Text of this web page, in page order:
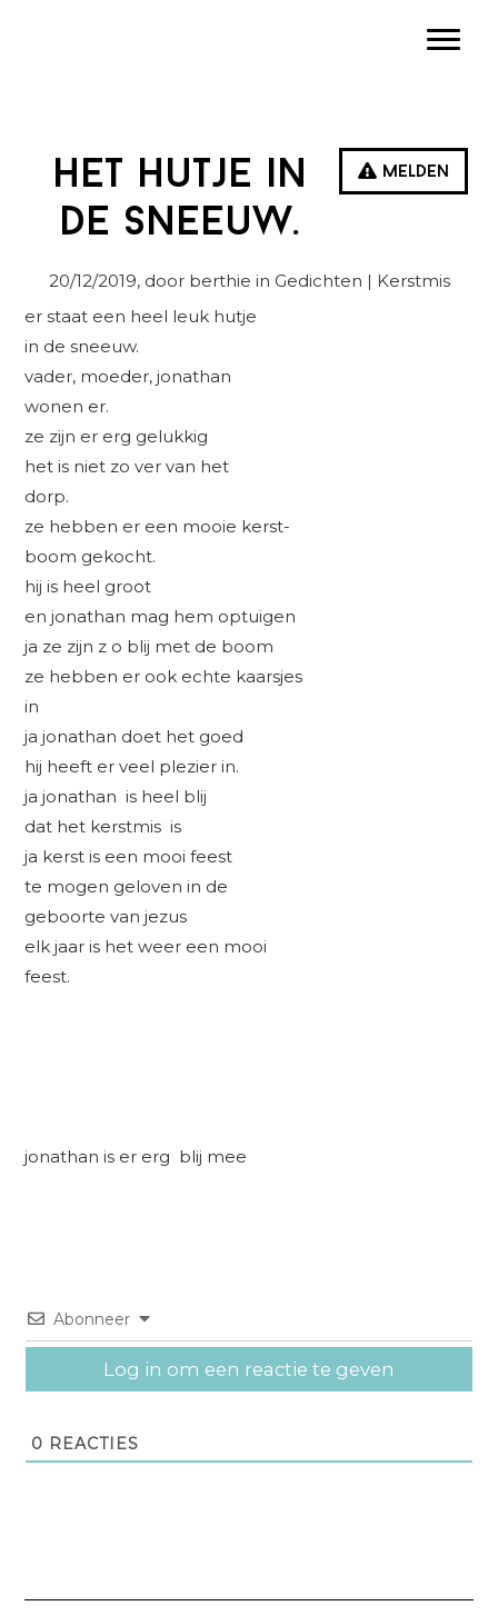
Melden
het hutje in
de sneeuw.
20/12/2019, door berthie in Gedichten | Kerstmis
er staat een heel leuk hutje
in de sneeuw.
vader, moeder, jonathan
wonen er.
ze zijn er erg gelukkig
het is niet zo ver van het
dorp.
ze hebben er een mooie kerst-
boom gekocht.
hij is heel groot
en jonathan mag hem optuigen
ja ze zijn z o blij met de boom
ze hebben er ook echte kaarsjes
in
ja jonathan doet het goed
hij heeft er veel plezier in.
ja jonathan is heel blij
dat het kerstmis is
ja kerst is een mooi feest
te mogen geloven in de
geboorte van jezus
elk jaar is het weer een mooi
feest.
jonathan is er erg blij mee
Abonneer
Log in om een reactie te geven
0 REACTIES